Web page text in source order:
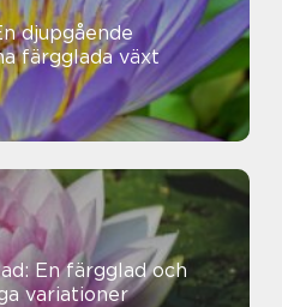
djupgående
färgglada växt
En färgglad och
variationer